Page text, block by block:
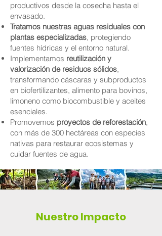
productivos desde la cosecha hasta el
envasado.
Tratamos nuestras aguas residuales con
plantas especializadas, protegiendo
fuentes hídricas y el entorno natural.
Implementamos reutilización y
valorización de residuos sólidos,
transformando cáscaras y subproductos
en biofertilizantes, alimento para bovinos,
limoneno como biocombustible y aceites
esenciales.
Promovemos proyectos de reforestación,
con más de 300 hectáreas con especies
nativas para restaurar ecosistemas y
cuidar fuentes de agua.
Nuestro Impacto